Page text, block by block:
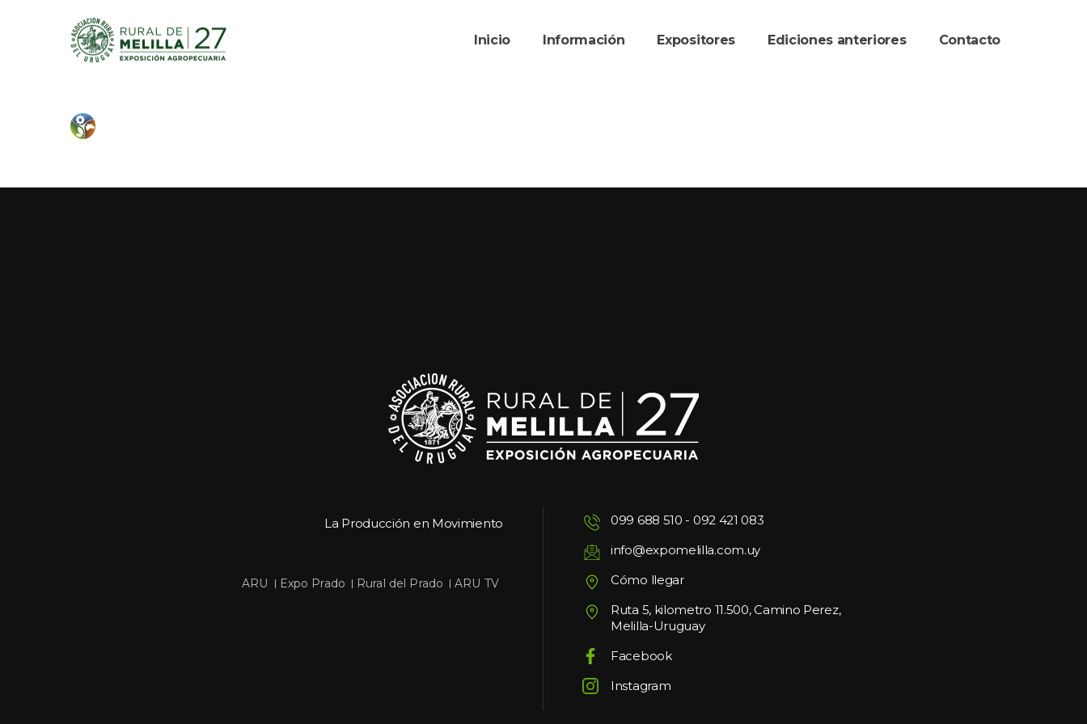
Inicio Información Expositore Ediciones anteriore Contacto
La Producción en Movimiento
ARU Expo Prado Rural del Prado ARU TV
099 688 510 - 092 421 083
info@expomelilla.com.uy
Cómo llegar
Ruta 5, kilometro 11.500, Camino Perez,
Melilla-Uruguay
Facebook
Instagram